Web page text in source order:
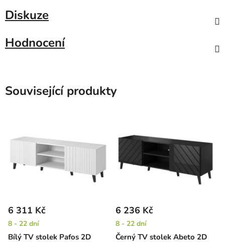
Diskuze
Hodnocení
Související produkty
Bílý TV stolek Pafos 2D
6 311 Kč
8 - 22 dní
Černý TV stolek Abeto 2D
6 236 Kč
8 - 22 dní